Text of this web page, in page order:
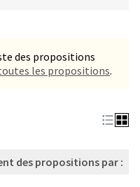
des propositions
les propositions.
des propositions par :